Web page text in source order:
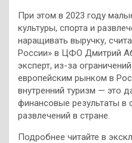
При этом в 2023 году
культуры, спорта и
наращивать выручку,
России» в ЦФО Дмитрий
эксперт, из-за
европейским рынком в
внутренний туризм — это
финансовые результаты в
развлечений в стране.
Подробнее читайте в